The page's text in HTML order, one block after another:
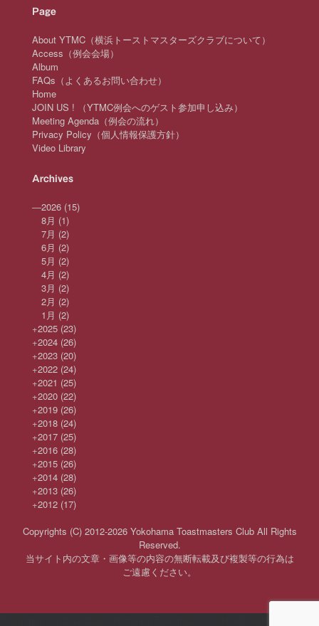
Page
About YTMC（横浜トーストマスターズクラブについて）
Access（例会会場）
Album
FAQs（よくあるお問い合わせ）
Home
JOIN US ! （YTMC例会へのゲスト参加申し込み）
Meeting Agenda（例会の流れ）
Privacy Policy（個人情報保護方針）
Video Library
Archives
—2026 (15)
8月 (1)
7月 (2)
6月 (2)
5月 (2)
4月 (2)
3月 (2)
2月 (2)
1月 (2)
+2025 (23)
+2024 (26)
+2023 (20)
+2022 (24)
+2021 (25)
+2020 (22)
+2019 (26)
+2018 (24)
+2017 (25)
+2016 (28)
+2015 (26)
+2014 (28)
+2013 (26)
+2012 (17)
Copyrights (C) 2012-2026 Yokohama Toastmasters Club All Rights
Reserved.
当サイト内の文章・画像等の内容の無断転載及び複製等の行為は
ご遠慮ください。